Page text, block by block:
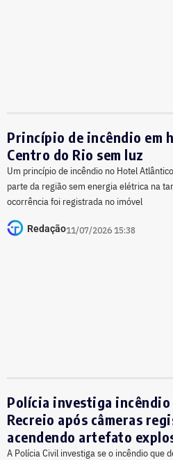
Princípio de incêndio em
Centro do Rio sem luz
Um princípio de incêndio no Hotel
parte da região sem energia elétrica na
ocorrência foi registrada no imóvel
Redação11/07/2026 15:38
Polícia investiga
Recreio após câmeras
acendendo artefato
A Polícia Civil investiga se o incêndio que